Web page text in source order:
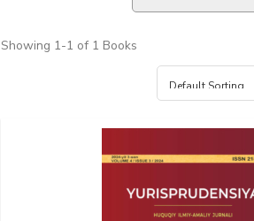
Showing 1-1 of 1 Books